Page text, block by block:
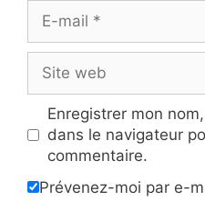
mail
web
Enregistrer mon
dans le navigateur
commentaire.
Prévenez-moi par e-